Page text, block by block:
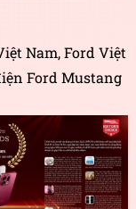
Nam, Ford Việt
Ford Mustang